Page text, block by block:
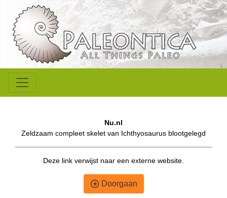
Nu.nl
Zeldzaam compleet skelet van Ichthyosaurus blootgelegd
Deze link verwijst naar een externe website.
Doorgaan